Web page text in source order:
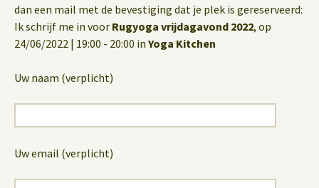
dan een mail met de bevestiging dat je plek is gereserveerd:
Ik schrijf me in voor Rugyoga vrijdagavond 2022, op
24/06/2022 | 19:00 - 20:00 in Yoga Kitchen
Uw naam (verplicht)
Uw email (verplicht)